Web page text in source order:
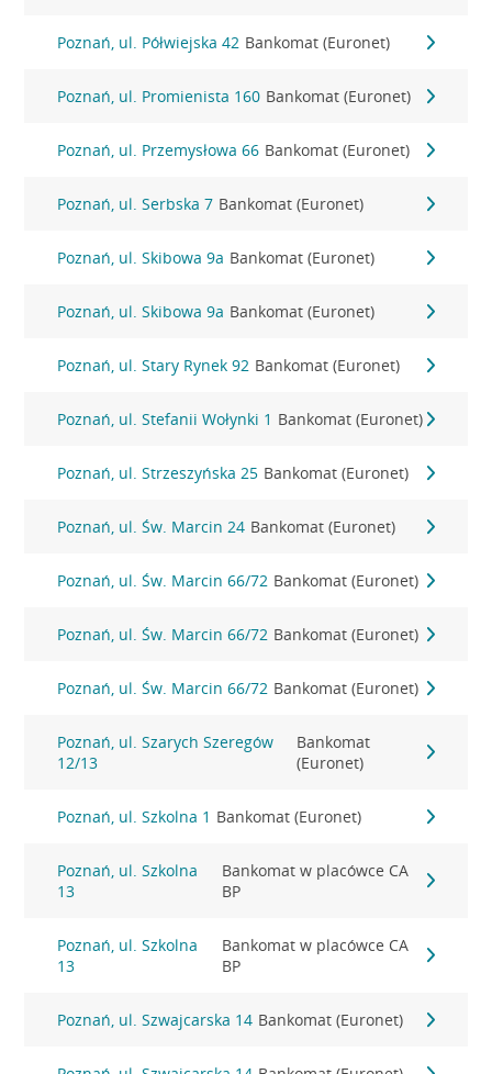
Poznań, ul. Półwiejska 42 Bankomat (Euronet)
Poznań, ul. Promienista 160 Bankomat (Euronet)
Poznań, ul. Przemysłowa 66 Bankomat (Euronet)
Poznań, ul. Serbska 7 Bankomat (Euronet)
Poznań, ul. Skibowa 9a Bankomat (Euronet)
Poznań, ul. Skibowa 9a Bankomat (Euronet)
Poznań, ul. Stary Rynek 92 Bankomat (Euronet)
Poznań, ul. Stefanii Wołynki 1 Bankomat (Euronet)
Poznań, ul. Strzeszyńska 25 Bankomat (Euronet)
Poznań, ul. Św. Marcin 24 Bankomat (Euronet)
Poznań, ul. Św. Marcin 66/72 Bankomat (Euronet)
Poznań, ul. Św. Marcin 66/72 Bankomat (Euronet)
Poznań, ul. Św. Marcin 66/72 Bankomat (Euronet)
Poznań, ul. Szarych Szeregów
12/13
Bankomat
(Euronet)
Poznań, ul. Szkolna 1 Bankomat (Euronet)
Poznań, ul. Szkolna
13
Bankomat w placówce CA
BP
Poznań, ul. Szkolna
13
Bankomat w placówce CA
BP
Poznań, ul. Szwajcarska 14 Bankomat (Euronet)